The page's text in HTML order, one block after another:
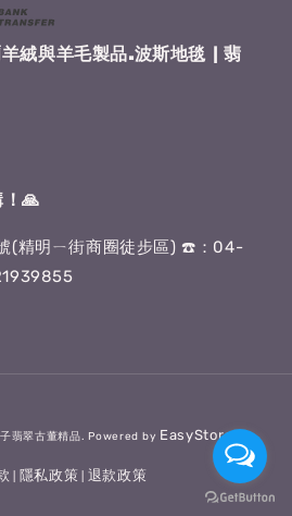
絨與羊毛製品.波斯地毯 | 翡
🙏
(精明ㄧ街商圈徒步區) ☎️：04-
翡翠古董精品. Powered by EasyStore
隱私政策 退款政策